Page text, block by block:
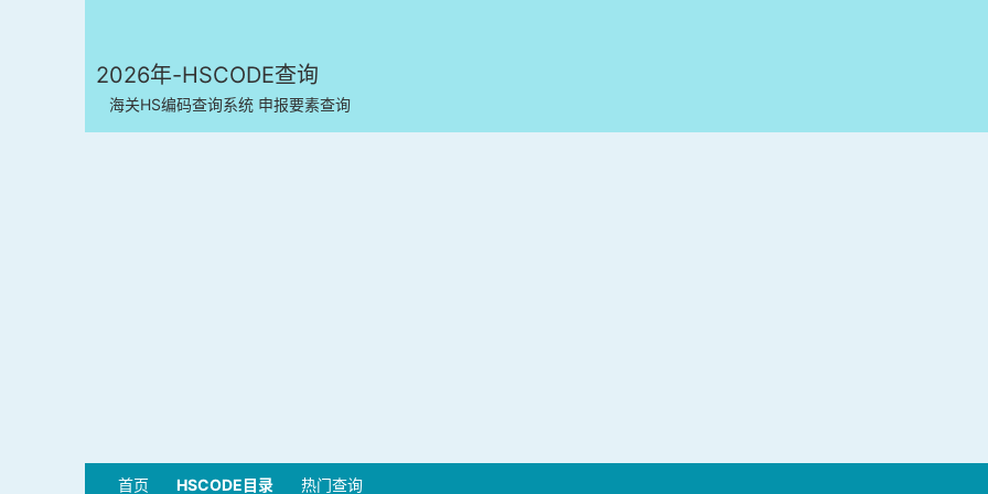
2026年-HSCODE查询
海关HS编码查询系统 申报要素查询
首页 HSCODE目录 热门查询